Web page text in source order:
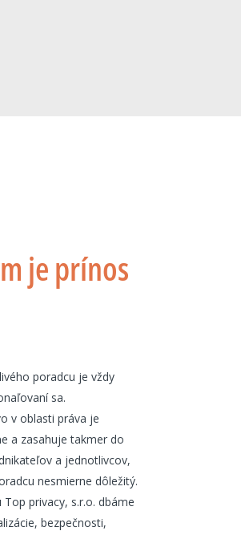
je prínos
poradcu je vždy
sa.
v oblasti práva je
a zasahuje takmer do
a jednotlivcov,
nesmierne dôležitý.
privacy, s.r.o. dbáme
bezpečnosti,